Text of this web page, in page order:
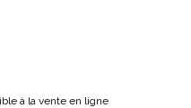
à la vente en ligne